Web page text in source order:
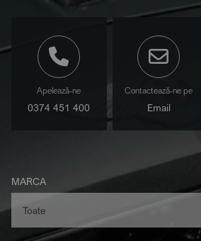
Apelează-ne
0374 451 400
Contactează-ne pe
Email
MARCA